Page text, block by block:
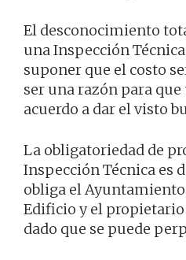
El desconocimiento
una Inspección
suponer que el costo
ser una razón para
acuerdo a dar el visto
La obligatoriedad de
Inspección Técnica es
obliga el
Edificio y el
dado que se puede